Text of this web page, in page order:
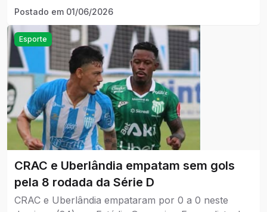
competição.
Postado em 01/06/2026
Esporte
CRAC e Uberlândia empatam sem gols
pela 8 rodada da Série D
CRAC e Uberlândia empataram por 0 a 0 neste